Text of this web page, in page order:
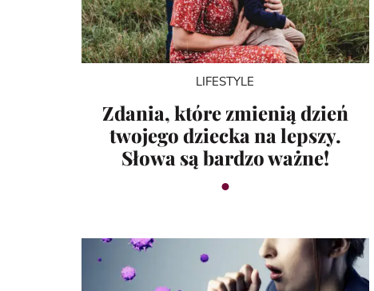
LIFESTYLE
Zdania, które zmienią dzień
twojego dziecka na lepszy.
Słowa są bardzo ważne!